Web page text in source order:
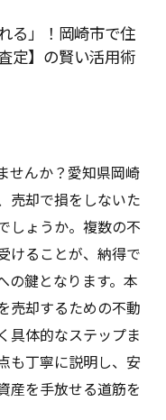
る」！岡崎市で住
定】の賢い活用術
せんか？愛知県岡崎
売却で損をしないた
しょうか。複数の不
けることが、納得で
の鍵となります。本
売却するための不動
具体的なステップま
も丁寧に説明し、安
産を手放せる道筋を